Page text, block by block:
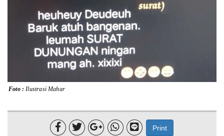
Mahar TV
Foto : Ilustrasi Mahar
     Print